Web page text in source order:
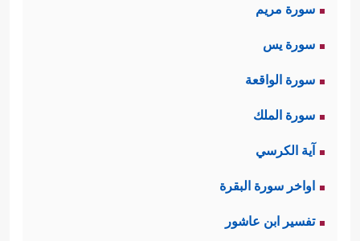
سورة مريم
سورة يس
سورة الواقعة
سورة الملك
آية الكرسي
اواخر سورة البقرة
تفسير ابن عاشور